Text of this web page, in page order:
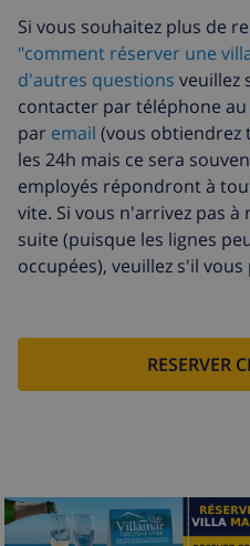
Climatisation
inclus
Draps
supplémentaires
17,59
Serviettes
supplémentaires
8,80
Départ tardif
113,75
Nettoyage
supplémentaire
basée
Fonds
4.80%
Si vous souhaitez plus de
"comment réserver une
d'autres questions veuillez
contacter par téléphone au
par email (vous obtiendrez
les 24h mais ce sera
employés répondront à
vite. Si vous n'arrivez pas
suite (puisque les lignes
occupées), veuillez s'il
RESERVER